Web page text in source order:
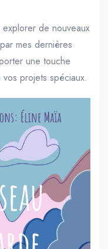
de nouveaux
mes dernières
une touche
projets spéciaux.